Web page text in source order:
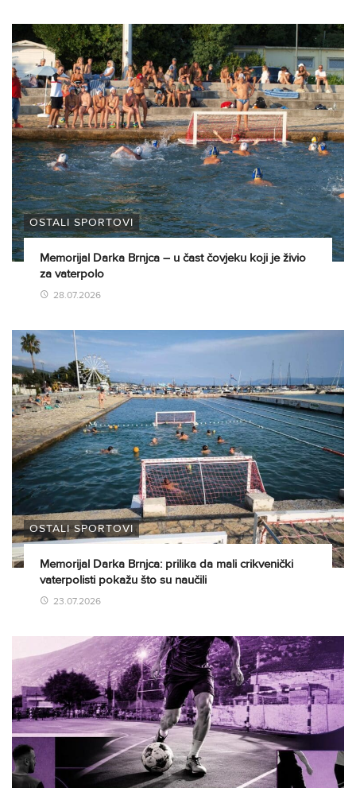
OSTALI SPORTOVI
Memorijal Darka Brnjca – u čast čovjeku koji je živio
za vaterpolo
28.07.2026
OSTALI SPORTOVI
Memorijal Darka Brnjca: prilika da mali crikvenički
vaterpolisti pokažu što su naučili
23.07.2026